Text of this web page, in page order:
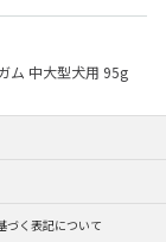
ム 中大型犬用 95g
づく表記について